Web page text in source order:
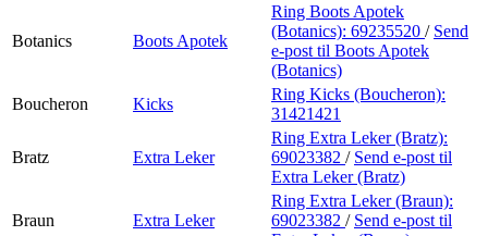
Botanics Boots Apotek
Ring Boots Apotek
(Botanics): 69235520 / Send
e-post til Boots Apotek
(Botanics)
Boucheron
Kicks
Ring Kicks (Boucheron):
31421421
Bratz Extra Leker
Ring Extra Leker (Bratz):
69023382 / Send e-post til
Extra Leker (Bratz)
Braun Extra Leker
Ring Extra Leker (Braun):
69023382 / Send e-post til